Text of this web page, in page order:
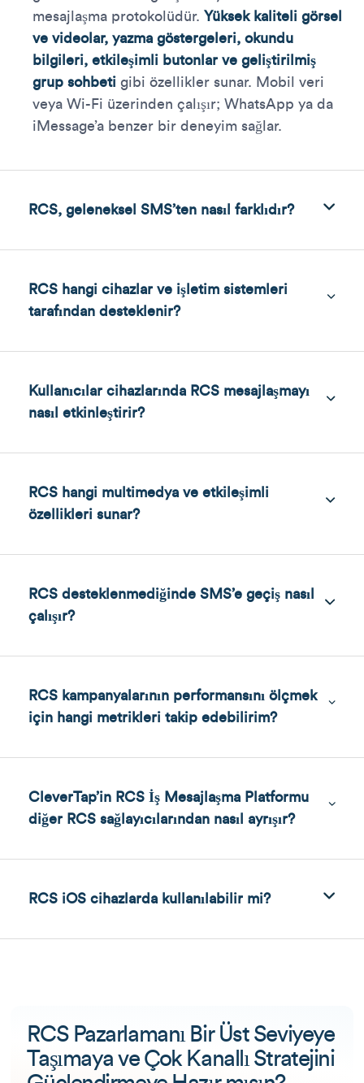
mesajlaşma protokolüdür. Yüksek kaliteli görsel
ve videolar, yazma göstergeleri, okundu
bilgileri, etkileşimli butonlar ve geliştirilmiş
grup sohbeti gibi özellikler sunar. Mobil veri
veya Wi-Fi üzerinden çalışır; WhatsApp ya da
iMessage’a benzer bir deneyim sağlar.
RCS, geleneksel SMS’ten nasıl farklıdır?
RCS hangi cihazlar ve işletim sistemleri
tarafından desteklenir?
Kullanıcılar cihazlarında RCS mesajlaşmayı
nasıl etkinleştirir?
RCS hangi multimedya ve etkileşimli
özellikleri sunar?
RCS desteklenmediğinde SMS’e geçiş nasıl
çalışır?
RCS kampanyalarının performansını ölçmek
için hangi metrikleri takip edebilirim?
CleverTap’in RCS İş Mesajlaşma Platformu
diğer RCS sağlayıcılarından nasıl ayrışır?
RCS iOS cihazlarda kullanılabilir mi?
RCS Pazarlamanı Bir Üst Seviyeye
Taşımaya ve Çok Kanallı Stratejini